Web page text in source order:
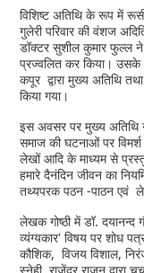
विशिष्ट अतिथि के रूप में
गुलेरी परिवार की वंशज
डॉक्टर सुशील कुमार फुल्ल
प्रज्वलित कर किया। उसके
कपूर द्वारा मुख्य अतिथि
किया गया।
इस अवसर पर मुख्य अतिथि
समाज की घटनाओं पर
लेखों आदि के माध्यम से
हमारे दैनंदिन जीवन का
तथ्यपरक पठन -पाठन एवं
लेखक गोष्ठी में डॉ. दयानन्द
व्यंग्यकार' विषय पर शोध
कौशिक, विजय विशाल,